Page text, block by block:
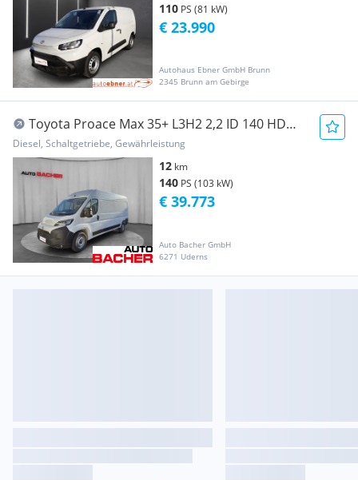
110 PS (81 kW)
Autohaus Ebner GmbH Brunn
2345 Brunn am Gebirge
€ 23.990
Toyota Proace Max 35+ L3H2 2,2 ID 140 HD
Prowork Transporter / Kastenwagen
Diesel, Schaltgetriebe, Gewährleistung
12 km
140 PS (103 kW)
Auto Bacher GmbH
6271 Uderns
€ 39.773